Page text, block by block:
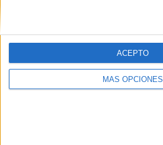
MÁS OPCIONES
ACEPTO
PINTEREST